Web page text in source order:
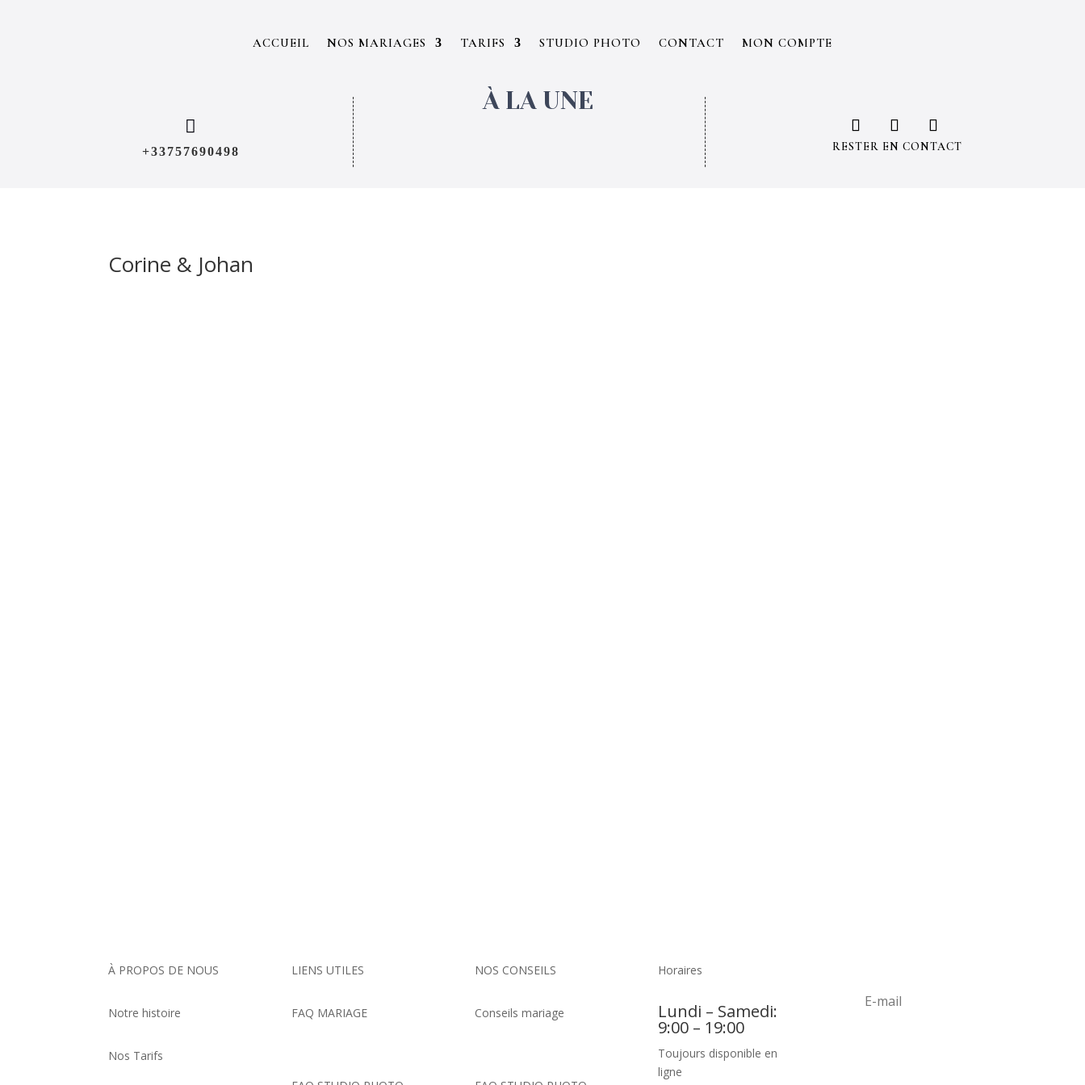
ACCUEIL NOS MARIAGES TARIFS STUDIO PHOTO CONTACT MON COMPTE

+33757690498
À LA UNE
RESTER EN CONTACT
Corine & Johan
À PROPOS DE NOUS
Notre histoire
Nos Tarifs
LIENS UTILES
FAQ MARIAGE
NOS CONSEILS
Conseils mariage
Horaires
Lundi – Samedi:
9:00 – 19:00
Toujours disponible en
ligne